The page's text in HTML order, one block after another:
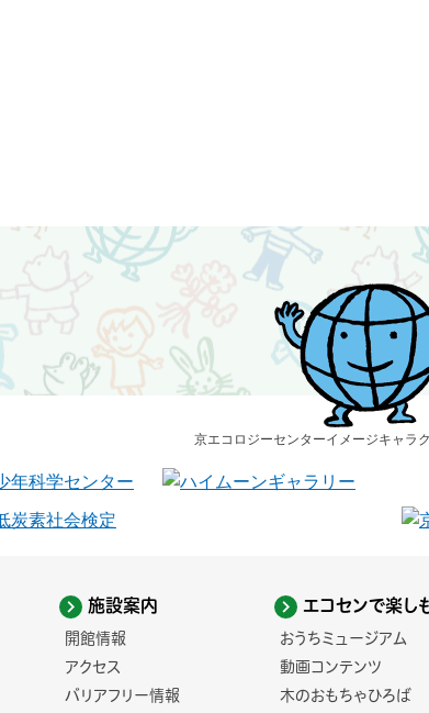
京エコロジーセンターイメージキャラ
施設案内
開館情報
アクセス
バリアフリー情報
エコセンで楽し
おうちミュージアム
動画コンテンツ
木のおもちゃひろば